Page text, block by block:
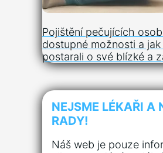
Pojištění pečujících
dostupné možnosti a
postarali o své blízké a
NEJSME LÉKAŘI A
RADY!
Náš web je pouze